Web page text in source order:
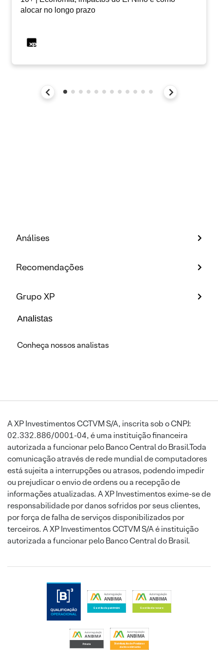
alocar no longo prazo
Análises
Recomendações
Grupo XP
Analistas
Conheça nossos analistas
A XP Investimentos CCTVM S/A, inscrita sob o CNPJ:
02.332.886/0001-04, é uma instituição financeira
autorizada a funcionar pelo Banco Central do Brasil.Toda
comunicação através de rede mundial de computadores
está sujeita a interrupções ou atrasos, podendo impedir
ou prejudicar o envio de ordens ou a recepção de
informações atualizadas. A XP Investimentos exime-se de
responsabilidade por danos sofridos por seus clientes,
por força de falha de serviços disponibilizados por
terceiros. A XP Investimentos CCTVM S/A é instituição
autorizada a funcionar pelo Banco Central do Brasil.